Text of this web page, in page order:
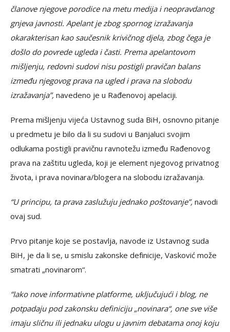
članove njegove porodice na metu medija i neopravdanog
gnjeva javnosti. Apelant je zbog spornog izražavanja
okarakterisan kao saučesnik krivičnog djela, zbog čega je
došlo do povrede ugleda i časti. Prema apelantovom
mišljenju, redovni sudovi nisu postigli pravičan balans
između njegovog prava na ugled i prava na slobodu
izražavanja”, navedeno je u Rađenovoj apelaciji.
Prema mišljenju vijeća Ustavnog suda BiH, osnovno pitanje
u predmetu je bilo da li su sudovi u Banjaluci svojim
odlukama postigli pravičnu ravnotežu između Rađenovog
prava na zaštitu ugleda, koji je element njegovog privatnog
života, i prava novinara/blogera na slobodu izražavanja.
“U principu, ta prava zaslužuju jednako poštovanje”, navodi
ovaj sud.
Prvo pitanje koje se postavlja, navode iz Ustavnog suda
BiH, je da li se, u smislu zakonske definicije, Vasković može
smatrati „novinarom“.
“Iako nove informativne platforme, uključujući i blog, ne
potpadaju pod zakonsku definiciju „novinara“, one sve više
imaju sličnu ili jednaku ulogu u javnim debatama onoj koju